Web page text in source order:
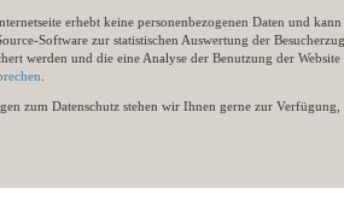
erhebt keine personenbezogenen Daten und
Software zur statistischen Auswertung der
werden und die eine Analyse der Benutzung der
zum Datenschutz stehen wir Ihnen gerne zur